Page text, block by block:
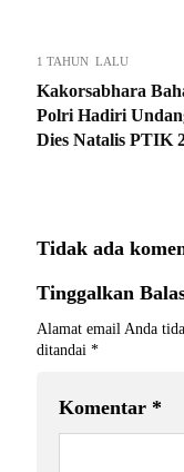
1 TAHUN LALU
Kakorsabhara
Polri Hadiri
Dies Natalis PTIK
Tidak ada
Tinggalkan
Alamat email Anda
ditandai *
Komentar *